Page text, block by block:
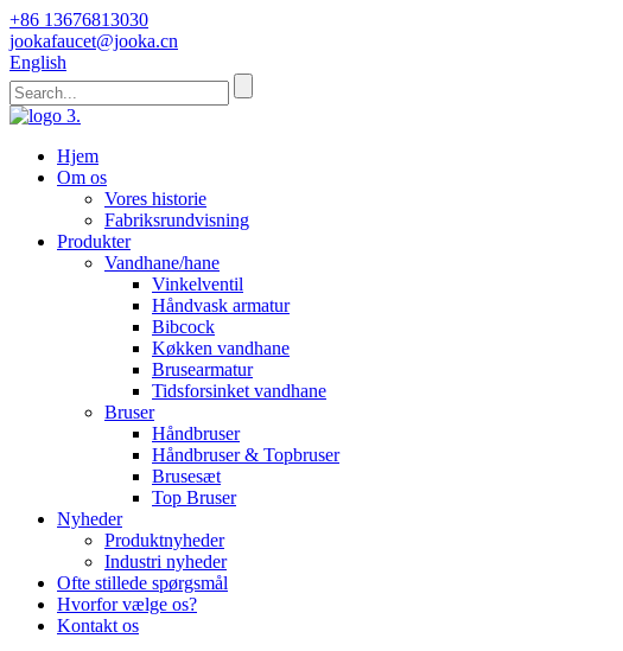
+86 13676813030
jookafaucet@jooka.cn
English
Hjem
Om os
Vores historie
Fabriksrundvisning
Produkter
Vandhane/hane
Vinkelventil
Håndvask armatur
Bibcock
Køkken vandhane
Brusearmatur
Tidsforsinket vandhane
Bruser
Håndbruser
Håndbruser & Topbruser
Brusesæt
Top Bruser
Nyheder
Produktnyheder
Industri nyheder
Ofte stillede spørgsmål
Hvorfor vælge os?
Kontakt os